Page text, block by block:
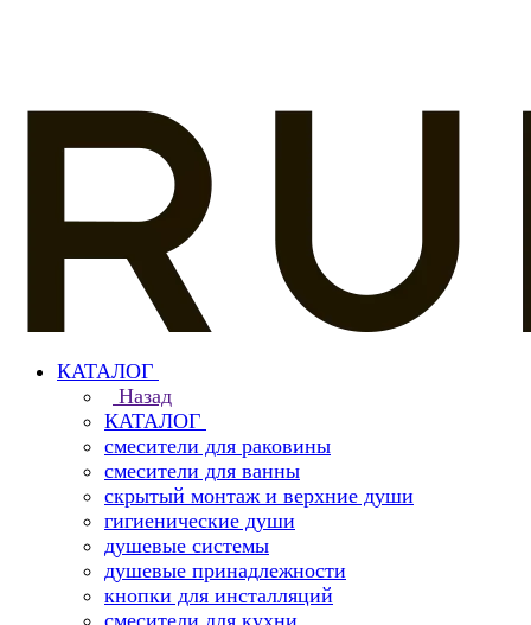
КАТАЛОГ
Назад
КАТАЛОГ
смесители для раковины
смесители для ванны
скрытый монтаж и верхние души
гигиенические души
душевые системы
душевые принадлежности
кнопки для инсталляций
смесители для кухни